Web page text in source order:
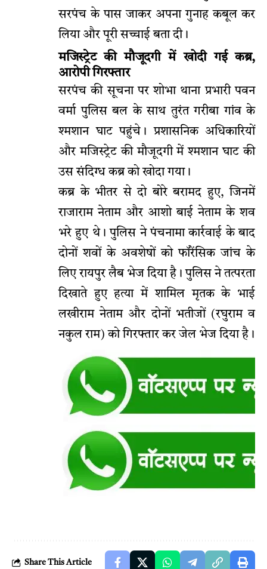
सरपंच के पास जाकर अपना गुनाह कबूल कर
लिया और पूरी सच्चाई बता दी।
मजिस्ट्रेट की मौजूदगी में खोदी गई कब्र,
आरोपी गिरफ्तार
सरपंच की सूचना पर शोभा थाना प्रभारी पवन
वर्मा पुलिस बल के साथ तुरंत गरीबा गांव के
श्मशान घाट पहुंचे। प्रशासनिक अधिकारियों
और मजिस्ट्रेट की मौजूदगी में श्मशान घाट की
उस संदिग्ध कब्र को खोदा गया।
कब्र के भीतर से दो बोरे बरामद हुए, जिनमें
राजाराम नेताम और आशो बाई नेताम के शव
भरे हुए थे। पुलिस ने पंचनामा कार्रवाई के बाद
दोनों शवों के अवशेषों को फॉरेंसिक जांच के
लिए रायपुर लैब भेज दिया है। पुलिस ने तत्परता
दिखाते हुए हत्या में शामिल मृतक के भाई
लखीराम नेताम और दोनों भतीजों (रघुराम व
नकुल राम) को गिरफ्तार कर जेल भेज दिया है।
Share This Article